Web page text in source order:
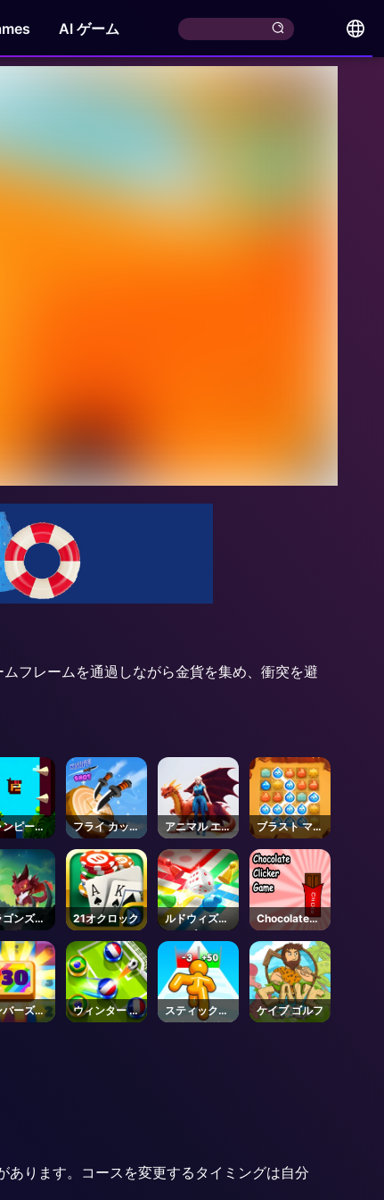
AI ゲーム
フレームを通過しながら金貨を集め、衝突を避
ピー：
ーストジ
パー
フライ カッタ
ー
アニマル エボ
リューション
レース
ブラスト マニ
ア
ゴンズネ
21オクロック
ルドウィズフ
レンズ
Chocolate
Clicker
バーズマ
ウィンター サ
ッカー
スティックマ
ン クラウド
ケイブ ゴルフ
ります。コースを変更するタイミングは自分